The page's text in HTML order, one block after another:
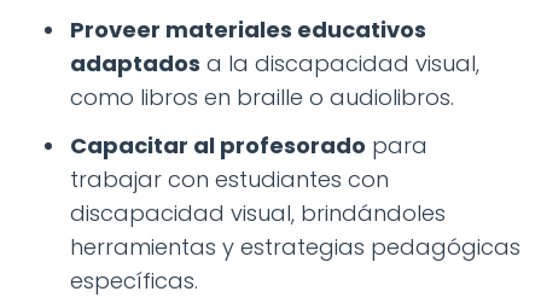
Proveer materiales educativos
adaptados a la discapacidad visual,
como libros en braille o audiolibros.
Capacitar al profesorado para
trabajar con estudiantes con
discapacidad visual, brindándoles
herramientas y estrategias pedagógicas
específicas.